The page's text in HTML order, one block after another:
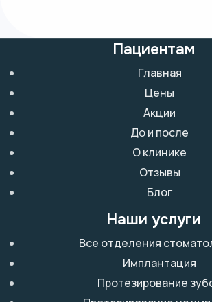
Пациентам
Главная
Цены
Акции
До и после
О клинике
Отзывы
Блог
Наши услуги
Все отделения
Имплантация
Протезирование